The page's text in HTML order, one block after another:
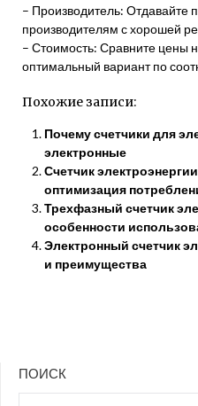
– Производитель: Отдавайте
производителям с хорошей
– Стоимость: Сравните цены
оптимальный вариант по
Похожие записи:
Почему счетчики для
электронные
Счетчик
оптимизация
Трехфазный счетчик
особенности
Электронный счетчик
и преимущества
ПОИСК